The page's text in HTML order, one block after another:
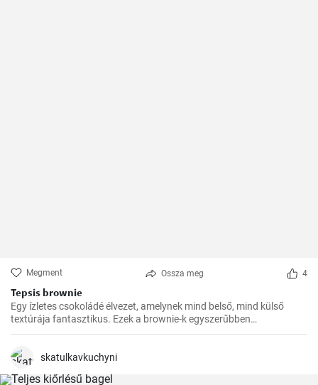
Megment Ossza meg 4
Tepsis brownie
Egy ízletes csokoládé élvezet, amelynek mind belső, mind külső
textúrája fantasztikus. Ezek a brownie-k egyszerűbben
elkészíthetőek, de ugyanolyan finomak, mint a hagyományosabb
nassolásra.skatulkavkuchyni